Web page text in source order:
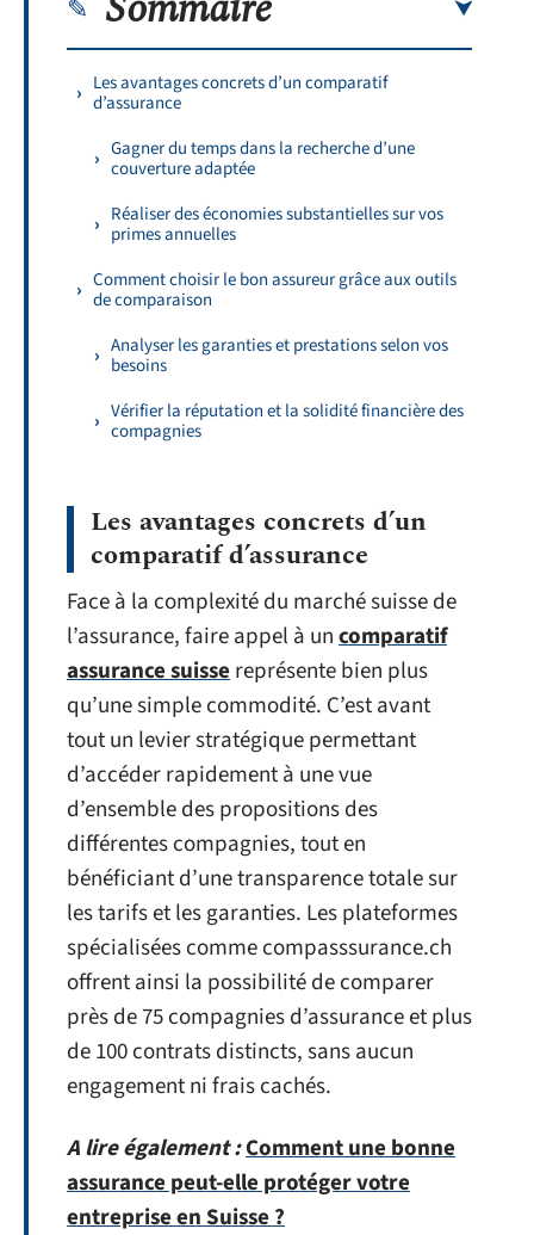
Les avantages concrets d’un comparatif
d’assurance
Gagner du temps dans la recherche d’une
couverture adaptée
Réaliser des économies substantielles sur vos
primes annuelles
Comment choisir le bon assureur grâce aux outils
de comparaison
Analyser les garanties et prestations selon vos
besoins
Vérifier la réputation et la solidité financière des
compagnies
Les avantages concrets d’un
comparatif d’assurance
Face à la complexité du marché suisse de
l’assurance, faire appel à uncomparatif
assurance suissereprésente bien plus
qu’une simple commodité. C’est avant
tout un levier stratégique permettant
d’accéder rapidement à une vue
d’ensemble des propositions des
différentes compagnies, tout en
bénéficiant d’une transparence totale sur
les tarifs et les garanties. Les plateformes
spécialisées comme compasssurance.ch
offrent ainsi la possibilité de comparer
près de 75 compagnies d’assurance et plus
de 100 contrats distincts, sans aucun
engagement ni frais cachés.
A lire également :Comment une bonne
assurance peut-elle protéger votre
entreprise en Suisse ?